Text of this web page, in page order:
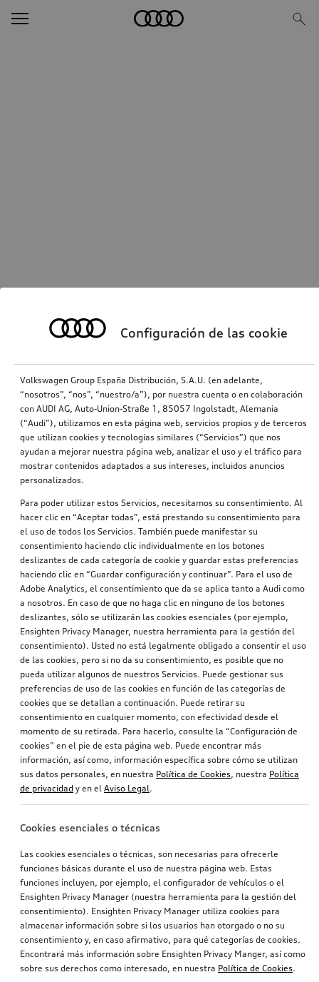
Configuración de las cookie
Volkswagen Group España Distribución, S.A.U. (en adelante,
“nosotros”, “nos”, “nuestro/a”), por nuestra cuenta o en colaboración
con AUDI AG, Auto-Union-Straße 1, 85057 Ingolstadt, Alemania
(“Audi”), utilizamos en esta página web, servicios propios y de terceros
que utilizan cookies y tecnologías similares (“Servicios”) que nos
ayudan a mejorar nuestra página web, analizar el uso y el tráfico para
mostrar contenidos adaptados a sus intereses, incluidos anuncios
personalizados.
Para poder utilizar estos Servicios, necesitamos su consentimiento. Al
hacer clic en “Aceptar todas”, está prestando su consentimiento para
el uso de todos los Servicios. También puede manifestar su
consentimiento haciendo clic individualmente en los botones
deslizantes de cada categoría de cookie y guardar estas preferencias
haciendo clic en “Guardar configuración y continuar”. Para el uso de
Adobe Analytics, el consentimiento que da se aplica tanto a Audi como
a nosotros. En caso de que no haga clic en ninguno de los botones
deslizantes, sólo se utilizarán las cookies esenciales (por ejemplo,
Ensighten Privacy Manager, nuestra herramienta para la gestión del
consentimiento). Usted no está legalmente obligado a consentir el uso
de las cookies, pero si no da su consentimiento, es posible que no
pueda utilizar algunos de nuestros Servicios. Puede gestionar sus
preferencias de uso de las cookies en función de las categorías de
cookies que se detallan a continuación. Puede retirar su
consentimiento en cualquier momento, con efectividad desde el
momento de su retirada. Para hacerlo, consulte la “Configuración de
cookies” en el pie de esta página web. Puede encontrar más
información, así como, información específica sobre cómo se utilizan
sus datos personales, en nuestra Política de Cookies, nuestra Política
de privacidad y en el Aviso Legal.
Cookies esenciales o técnicas
Las cookies esenciales o técnicas, son necesarias para ofrecerle
funciones básicas durante el uso de nuestra página web. Estas
funciones incluyen, por ejemplo, el configurador de vehículos o el
Ensighten Privacy Manager (nuestra herramienta para la gestión del
consentimiento). Ensighten Privacy Manager utiliza cookies para
almacenar información sobre si los usuarios han otorgado o no su
consentimiento y, en caso afirmativo, para qué categorías de cookies.
Encontrará más información sobre Ensighten Privacy Manger, así como
sobre sus derechos como interesado, en nuestra Política de Cookies.